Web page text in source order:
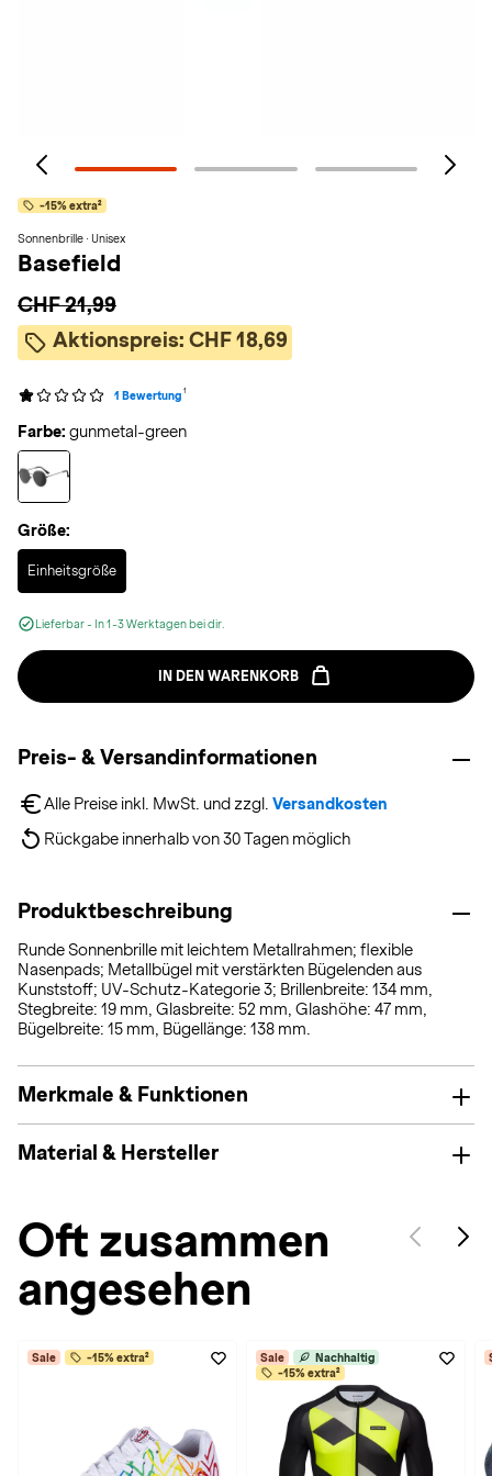
-15% extra²
Sonnenbrille · Unisex
Basefield
CHF 21,99
Aktionspreis: CHF 18,69
1 Bewertung 1
Farbe: gunmetal-green
Größe:
Einheitsgröße
Selected
Lieferbar - In 1-3 Werktagen bei dir.
IN DEN WARENKORB
Preis- & Versandinformationen
Alle Preise inkl. MwSt. und zzgl. Versandkosten
Rückgabe innerhalb von 30 Tagen möglich
Produktbeschreibung
Runde Sonnenbrille mit leichtem Metallrahmen; flexible
Nasenpads; Metallbügel mit verstärkten Bügelenden aus
Kunststoff; UV-Schutz-Kategorie 3; Brillenbreite: 134 mm,
Stegbreite: 19 mm, Glasbreite: 52 mm, Glashöhe: 47 mm,
Bügelbreite: 15 mm, Bügellänge: 138 mm.
Merkmale & Funktionen
Material & Hersteller
Oft zusammen
angesehen
Sale -15% extra² Sale
Nachhaltig
-15% extra²